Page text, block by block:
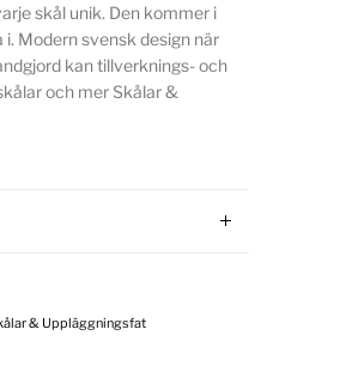
skål unik. Den kommer i
Modern svensk design när
kan tillverknings- och
och mer Skålar &
& Uppläggningsfat